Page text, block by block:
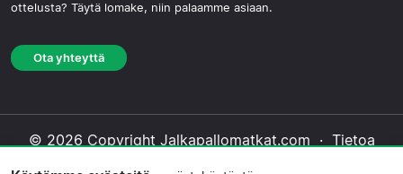
ottelusta? Täytä lomake, niin palaamme asiaan.
Ota yhteyttä
© 2026 Copyright Jalkapallomatkat.com · Tietoa